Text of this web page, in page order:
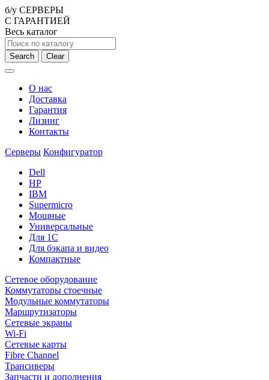
б/у СЕРВЕРЫ
С ГАРАНТИЕЙ
Весь каталог
Search Clear
О нас
Доставка
Гарантия
Лизинг
Контакты
Серверы Конфигуратор
Dell
HP
IBM
Supermicro
Мощные
Универсальные
Для 1С
Для бэкапа и видео
Компактные
Сетевое оборудование
Коммутаторы стоечные
Модульные коммутаторы
Маршрутизаторы
Сетевые экраны
Wi-Fi
Сетевые карты
Fibre Channel
Трансиверы
Запчасти и дополнения